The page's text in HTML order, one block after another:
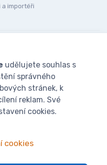
a importéři
udělujete souhlas s
správného
stránek, k
reklam. Své
cookies.
cookies